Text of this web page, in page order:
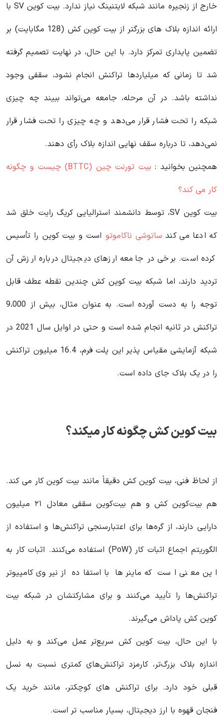
خارج از زنجیره مانند شبکه لایتنینگ نیاز ندارد. بیت کوین SV با
ارائه اندازه بلاک های بزرگتر از بیت کوین کش (128 مگابایت) بر
تضمین پایداری تمرکز دارد. با این حال، در نهایت تصمیم گرفته
شد تا زمانی که میلیاردها تراکنش انجام نشود، سقفی وجود
نداشته باشد. در آن مرحله، جامعه می‌تواند ببیند چه چیزی
شبکه را تحت فشار قرار می‌دهد و چه چیزی را تحت فشار قرار
نمی‌دهد، تا درباره سقف نهایی اندازه بلاک رأی دهند.
همچنین بخوانید :
بیت تورنت چین (BTTC) چیست و چگونه
کار می کند؟
بیت کوین SV، توسط دانشمند استرالیایی کریگ رایت خلق شد
که ادعا می کند ساتوشی ناکاموتو است و بیت کوین را تأسیس
کرده است. برخی در جامعه ارزهای دیجیتال درباره ارزش آن
تردید دارند، اما شبکه بیت کوین کش چندین نقطه عطف قابل
توجه را به دست آورده است. به عنوان مثال، بیش از 9،000
تراکنش در ثانیه انجام شده است و حتی در اوایل سال 2021 در
شبکه آزمایشی مقیاس پذیر این پلت فرم، 16.4 میلیون تراکنش
را در یک بلاک جای داده است.
بیت کوین کش چگونه کار میکند؟
از لحاظ فنی، بیت کوین کش دقیقاً مانند بیت کوین کار می کند.
هم بیت‌کوین کش و هم بیت‌کوین سقفی معادل ۲۱ میلیون
دارایی دارند، از گره‌ها برای اعتبارسنجی تراکنش‌ها و استفاده از
الگوریتم اجماع اثبات کار (PoW) استفاده می‌کنند. اثبات کار به
این معنی است که ماینرها با استفاده از نیروی کامپیوتر
تراکنش‌ها را تأیید می‌کنند و برای مشارکتشان در شبکه بیت
کوین کش پاداش می‌گیرند.
با این حال، بیت کوین کش سریع‌تر عمل می‌کند و به دلیل
اندازه بلاک بزرگ‌تر، کارمزد تراکنش‌های کمتری نسبت به نسل
قبلی خود دارد. برای تراکنش های کوچکتر، مانند خرید یک
فنجان قهوه با ارز دیجیتال، بسیار مناسب تر است.